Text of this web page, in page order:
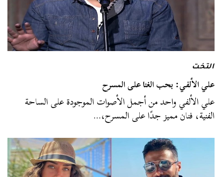
التخت
علي الألفي: بحب الغنا على المسرح
علي الألفي واحد من أجمل الأصوات الموجودة على الساحة
الفنية، فنان مميز جدًا على المسرح،…